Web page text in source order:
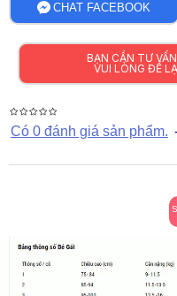
Có 0 đánh giá sản phẩm.
CHAT FACEBOOK
BẠN CẦN TƯ
VUI LÒNG ĐỂ